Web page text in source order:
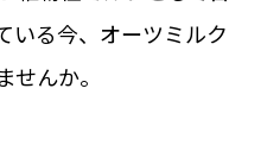
いる今、オーツミルク
んか。